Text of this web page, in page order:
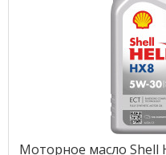
Моторное масло Shell